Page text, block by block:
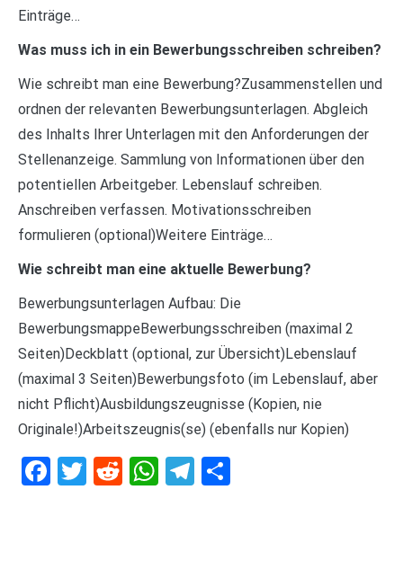
Einträge…
Was muss ich in ein Bewerbungsschreiben schreiben?
Wie schreibt man eine Bewerbung?Zusammenstellen und
ordnen der relevanten Bewerbungsunterlagen. Abgleich
des Inhalts Ihrer Unterlagen mit den Anforderungen der
Stellenanzeige. Sammlung von Informationen über den
potentiellen Arbeitgeber. Lebenslauf schreiben.
Anschreiben verfassen. Motivationsschreiben
formulieren (optional)Weitere Einträge…
Wie schreibt man eine aktuelle Bewerbung?
Bewerbungsunterlagen Aufbau: Die
BewerbungsmappeBewerbungsschreiben (maximal 2
Seiten)Deckblatt (optional, zur Übersicht)Lebenslauf
(maximal 3 Seiten)Bewerbungsfoto (im Lebenslauf, aber
nicht Pflicht)Ausbildungszeugnisse (Kopien, nie
Originale!)Arbeitszeugnis(se) (ebenfalls nur Kopien)
Facebook
Twitter
RedditWhatsApp
Telegram